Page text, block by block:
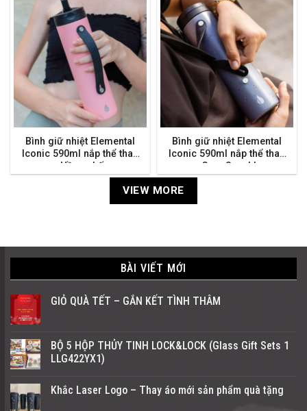
Bình giữ nhiệt Elemental
Iconic 590ml nắp thể thao
– Hồng phấn
Bình giữ nhiệt Elemental
Iconic 590ml nắp thể thao
– Grey Speckle
VIEW MORE
BÀI VIẾT MỚI
GIỎ QUÀ TẾT – GẮN KẾT TÌNH THÂM
BỘ 5 HỘP THỦY TINH LOCK&LOCK (Glass Gift Sets 1
LLG422YX1)
Khắc Laser Logo – Thay áo mới sản phẩm quà tặng